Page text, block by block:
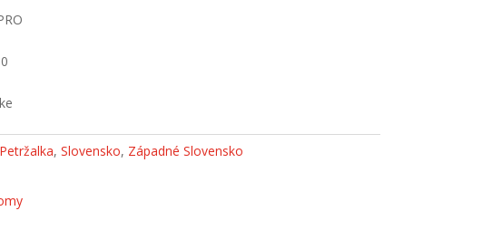
Petržalka,Slovensko, Západné Slovensko